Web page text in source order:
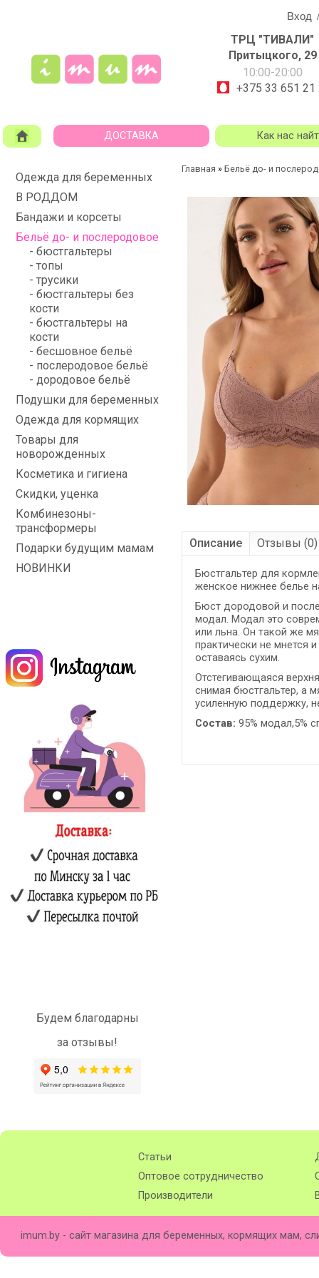
Вход
ТРЦ "ТИВАЛИ"
Притыцкого, 29
10:00-20:00
+375 33 651 21
ДОСТАВКА Как нас
Одежда для беременных
В РОДДОМ
Бандажи и корсеты
Бельё до- и послеродовое
- бюстгальтеры
- топы
- трусики
- бюстгальтеры без
кости
- бюстгальтеры на
кости
- бесшовное бельё
- послеродовое бельё
- дородовое бельё
Подушки для беременных
Одежда для кормящих
Товары для
новорожденных
Косметика и гигиена
Скидки, уценка
Комбинезоны-
трансформеры
Подарки будущим мамам
НОВИНКИ
Будем благодарны
за отзывы!
Главная » Бельё до- и
Описание Отзывы (0)
Бюстгальтер для
женское нижнее белье
Бюст дородовой и
модал. Модал это
или льна. Он такой же
практически не мнется
оставаясь сухим.
Отстегивающаяся
снимая бюстгальтер, а
усиленную поддержку,
Состав: 95% модал,5%
Статьи
Оптовое сотрудничество
Производители
imum.by - сайт магазина для беременных, кормящих мам,